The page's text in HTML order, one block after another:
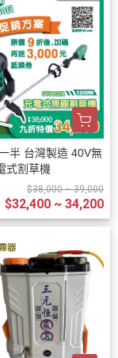
半 台灣製造 40V無
式割草機
$38,000 ~ 39,000
$32,400 ~ 34,200